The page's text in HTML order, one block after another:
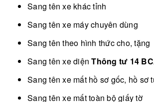
Sang tên xe khác tỉnh
Sang tên xe máy chuyên dùng
Sang tên theo hình thức cho, tặng
Sang tên xe diệnThông tư 14
Sang tên xe mất hồ sơ gốc, hồ sơ
Sang tên xe mất toàn bộ giấy tờ